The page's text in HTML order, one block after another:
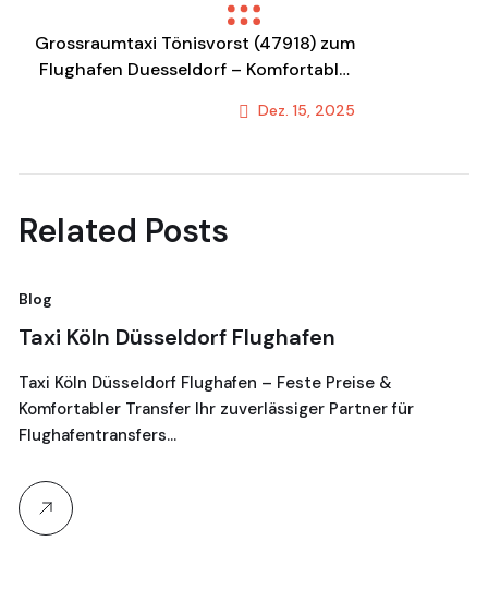
Previous Post
Grossraumtaxi Tönisvorst (47918) zum
Flughafen Duesseldorf – Komfortabler
Dez. 15, 2025
Related Posts
Blog
Taxi Köln Düsseldorf Flughafen
Taxi Köln Düsseldorf Flughafen – Feste Preise &
Komfortabler Transfer Ihr zuverlässiger Partner für
Flughafentransfers…